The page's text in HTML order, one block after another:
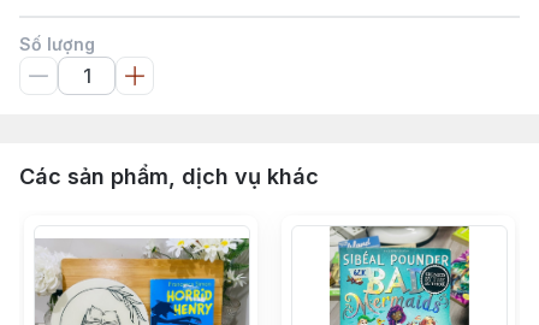
Số lượng
Các sản phẩm, dịch vụ khác